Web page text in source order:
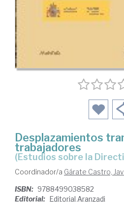
Desplazamientos
trabajadores
(estudios sobre la
Coordinador/a Gárate Castro,
ISBN: 9788499038582
Editorial: Editorial Aranzadi